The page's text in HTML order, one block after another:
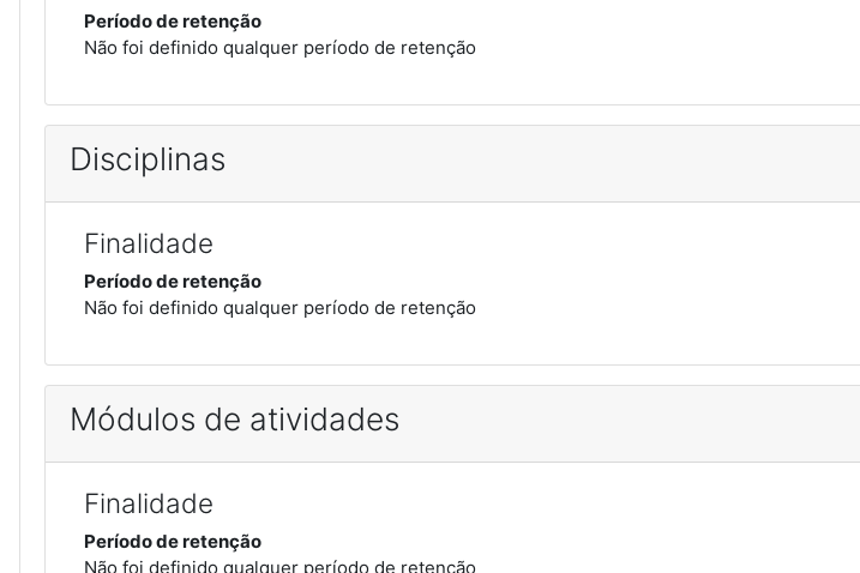
Período de retenção
Não foi definido qualquer período de retenção
Disciplinas
Finalidade
Período de retenção
Não foi definido qualquer período de retenção
Módulos de atividades
Finalidade
Período de retenção
Não foi definido qualquer período de retenção